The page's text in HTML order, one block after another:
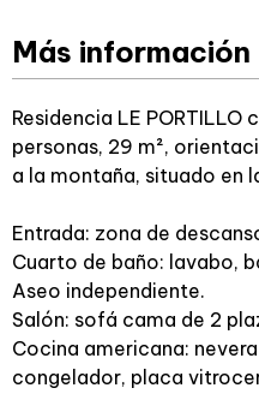
Más información
Residencia LE
personas, 29 m²,
a la montaña, situado en
Entrada: zona de
Cuarto de baño: lavabo,
Aseo independiente.
Salón: sofá cama de 2
Cocina americana:
congelador, placa